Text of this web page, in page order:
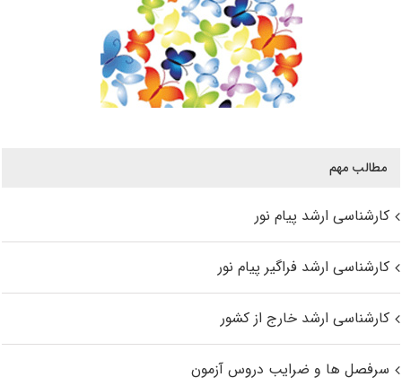
مطالب مهم
کارشناسی ارشد پیام نور
کارشناسی ارشد فراگیر پیام نور
کارشناسی ارشد خارج از کشور
سرفصل ها و ضرایب دروس آزمون